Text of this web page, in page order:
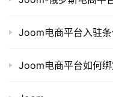
Joom电商平台入驻
Joom电商平台如何